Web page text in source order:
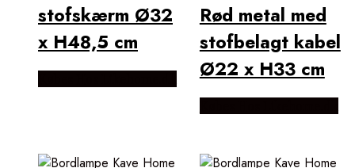
stofskærm Ø32
x H48,5 cm
Rød metal med
stofbelagt kabel
Ø22 x H33 cm